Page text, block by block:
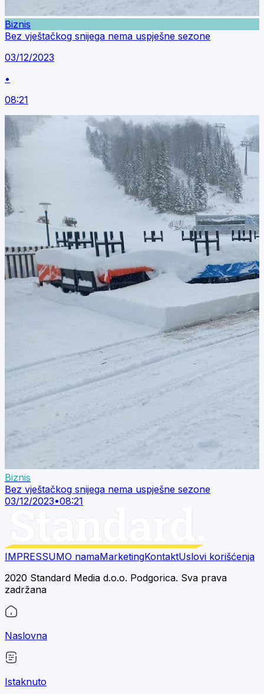
Biznis
Bez vještačkog snijega nema uspješne sezone
03/12/2023
•
08:21
Biznis
Bez vještačkog snijega nema uspješne sezone
03/12/2023•08:21
IMPRESSUMO namaMarketingKontaktUslovi korišćenja
2020 Standard Media d.o.o. Podgorica. Sva prava
zadržana
Naslovna
Istaknuto